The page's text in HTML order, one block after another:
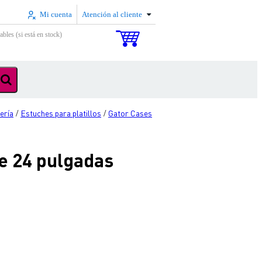
Mi cuenta Atención al cliente
(si está en stock)
/ Estuches para platillos / Gator Cases
24 pulgadas